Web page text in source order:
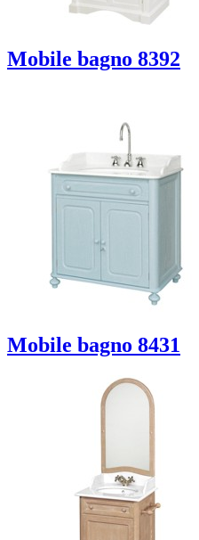
Mobile bagno 8392
Mobile bagno 8431